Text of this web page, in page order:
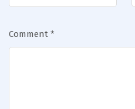
Comment *